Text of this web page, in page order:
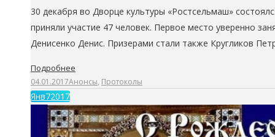
30 декабря во Дворце культуры «Ростсельмаш»
приняли участие 47 человек. Первое место уверенно
Денисенко Денис. Призерами стали также Кругликов
Подробнее
04.01.2017Анонсы, Протоколы
Янв72017